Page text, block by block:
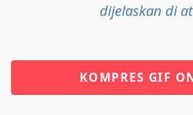
dijelaskan di
KOMPRES GIF